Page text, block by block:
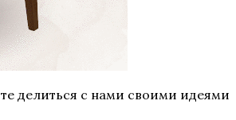
делиться с нами своими идеями